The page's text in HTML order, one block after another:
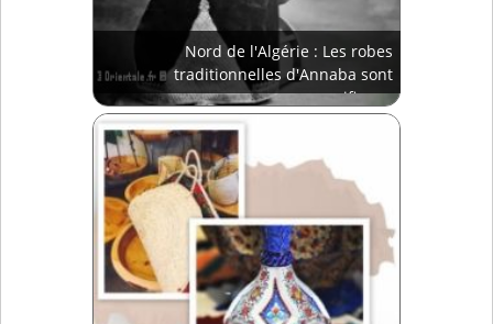
Nord de l'Algérie : Les robes
traditionnelles d'Annaba sont
magnifiques